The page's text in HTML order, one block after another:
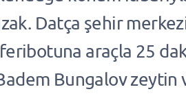
Datça şehir
araçla 25
Bungalov zeytin